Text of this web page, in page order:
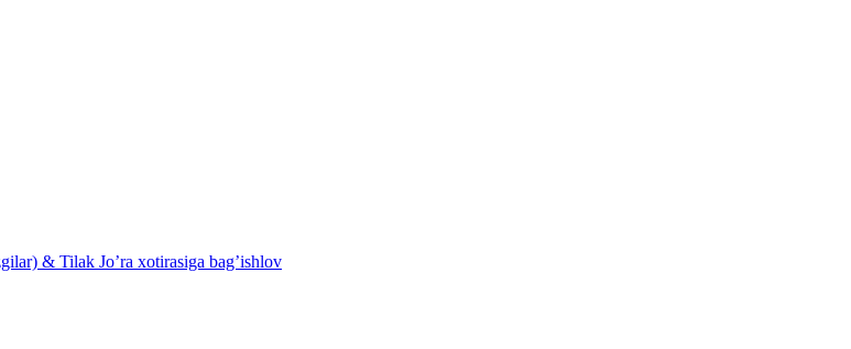
& Tilak Jo’ra xotirasiga bag’ishlov